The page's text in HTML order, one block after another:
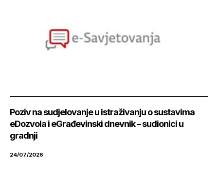
Poziv na sudjelovanje u istraživanju o sustavima
eDozvola i eGrađevinski dnevnik – sudionici u
gradnji
24/07/2026